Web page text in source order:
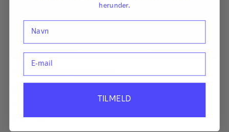
Stephanie Semay Bäckström
betaler sig!
herunder.
TILMELD